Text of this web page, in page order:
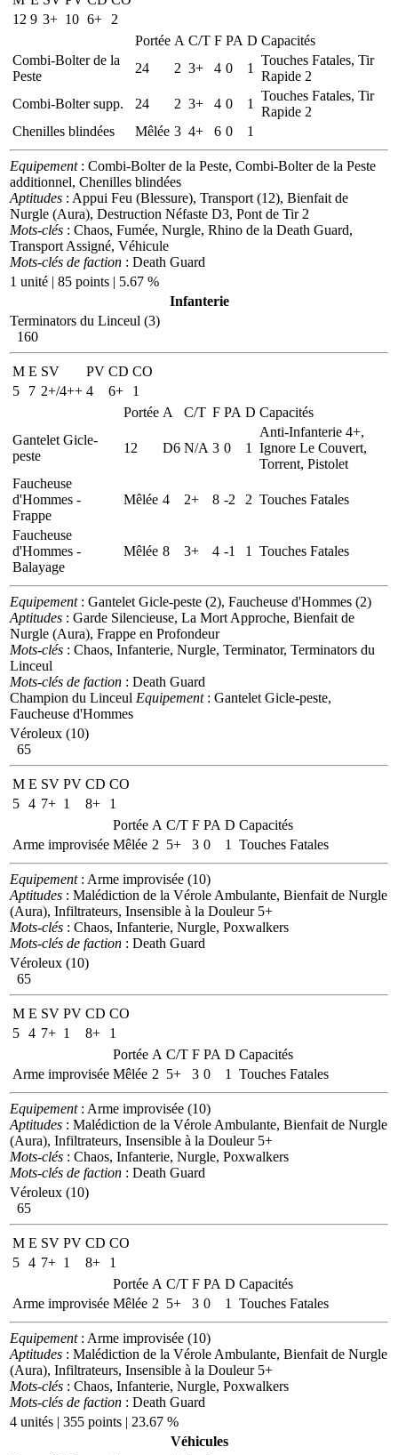
12 9 3+ 10 6+
2
Portée A C/T F PA D Capacités
Combi-Bolter de la
Peste
24 2 3+ 4 0 1
Touches Fatales, Tir
Rapide 2
Combi-Bolter supp.
24 2 3+ 4 0 1
Touches Fatales, Tir
Rapide 2
Chenilles blindées
Mêlée 3 4+ 6 0 1
Equipement: Combi-Bolter de la Peste, Combi-Bolter de la Peste
additionnel, Chenilles blindées
Aptitudes : Appui Feu (Blessure), Transport (12), Bienfait de
Nurgle (Aura), Destruction Néfaste D3, Pont de Tir 2
Mots-clés : Chaos, Fumée, Nurgle, Rhino de la Death Guard,
Transport Assigné, Véhicule
Mots-clés de faction : Death Guard
1 unité | 85 points | 5.67 %
Infanterie
Terminators du Linceul (3)
160
M E SV PV CD CO
5
7 2+/4++ 4 6+
1
Portée A C/T F PA D Capacités
Gantelet Gicle-
peste
12 D6 N/A 3 0 1
Anti-Infanterie 4+,
Ignore Le Couvert,
Torrent, Pistolet
Faucheuse
d'Hommes -
Frappe
Mêlée 4 2+ 8 -2 2 Touches Fatales
Faucheuse
d'Hommes -
Balayage
Mêlée 8 3+ 4 -1 1 Touches Fatales
Equipement: Gantelet Gicle-peste (2), Faucheuse d'Hommes (2)
Aptitudes : Garde Silencieuse, La Mort Approche, Bienfait de
Nurgle (Aura), Frappe en Profondeur
Mots-clés : Chaos, Infanterie, Nurgle, Terminator, Terminators du
Linceul
Mots-clés de faction : Death Guard
Champion du Linceul Equipement: Gantelet Gicle-peste,
Faucheuse d'Hommes
Véroleux (10)
65
M E SV PV CD CO
5 4 7+ 1 8+
1
Portée A C/T F PA D Capacités
Arme improvisée Mêlée 2 5+ 3 0 1 Touches Fatales
Equipement: Arme improvisée (10)
Aptitudes : Malédiction de la Vérole Ambulante, Bienfait de Nurgle
(Aura), Infiltrateurs, Insensible à la Douleur 5+
Mots-clés : Chaos, Infanterie, Nurgle, Poxwalkers
Mots-clés de faction : Death Guard
Véroleux (10)
65
M E SV PV CD CO
5 4 7+ 1 8+
1
Portée A C/T F PA D Capacités
Arme improvisée Mêlée 2 5+ 3 0 1 Touches Fatales
Equipement: Arme improvisée (10)
Aptitudes : Malédiction de la Vérole Ambulante, Bienfait de Nurgle
(Aura), Infiltrateurs, Insensible à la Douleur 5+
Mots-clés : Chaos, Infanterie, Nurgle, Poxwalkers
Mots-clés de faction : Death Guard
Véroleux (10)
65
M E SV PV CD CO
5 4 7+ 1 8+
1
Portée A C/T F PA D Capacités
Arme improvisée Mêlée 2 5+ 3 0 1 Touches Fatales
Equipement: Arme improvisée (10)
Aptitudes : Malédiction de la Vérole Ambulante, Bienfait de Nurgle
(Aura), Infiltrateurs, Insensible à la Douleur 5+
Mots-clés : Chaos, Infanterie, Nurgle, Poxwalkers
Mots-clés de faction : Death Guard
4 unités | 355 points | 23.67 %
Véhicules